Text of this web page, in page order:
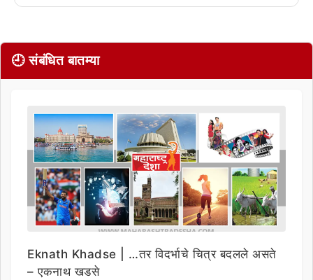
🕘 संबंधित बातम्या
Eknath Khadse | …तर विदर्भाचे चित्र बदलले असते
– एकनाथ खडसे